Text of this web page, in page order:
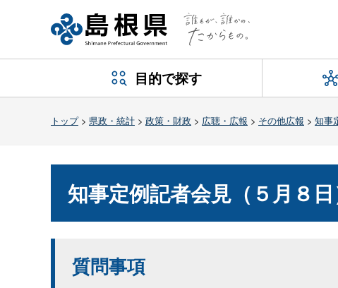
目的で探す
トップ> 県政・統計 > 政策・財政 > 広聴・広報 > その他広報 > 知事
知事定例記者会見（５月８日
質問事項